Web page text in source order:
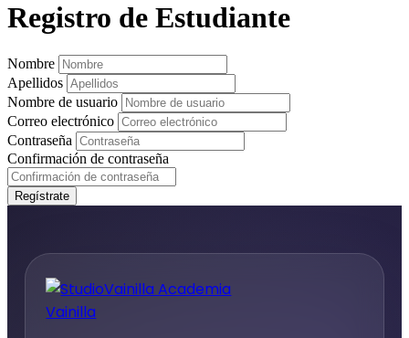
Registro de Estudiante
Nombre
Apellidos
Nombre de usuario
Correo electrónico
Contraseña
Confirmación de contraseña
Regístrate